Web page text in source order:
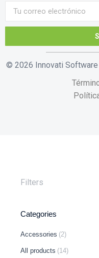
© 2026 Innovati
Filters
Categories
Accessories (2)
All products (14)